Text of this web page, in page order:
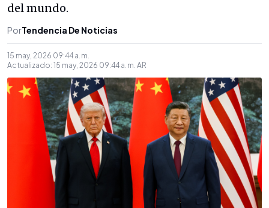
del mundo.
PorTendencia De Noticias
15 may, 2026 09:44 a. m.
Actualizado: 15 may, 2026 09:44 a. m. AR